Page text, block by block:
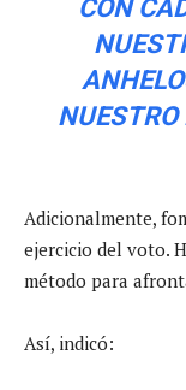
CON
NUESTRO
Adicionalmente,
ejercicio del voto.
método para
Así, indicó: